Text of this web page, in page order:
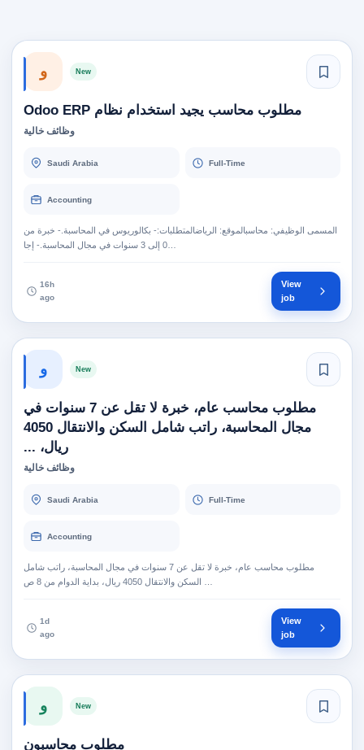
و New
مطلوب محاسب يجيد استخدام نظام Odoo ERP
وظائف خالية
Saudi Arabia Full-Time
Accounting
المسمى الوظيفي: محاسبالموقع: الرياضالمتطلبات:- بكالوريوس في المحاسبة.- خبرة من
16h
ago
View
job
و New
مطلوب محاسب عام، خبرة لا تقل عن 7 سنوات في
مجال المحاسبة، راتب شامل السكن والانتقال 4050
ريال، ...
وظائف خالية
Saudi Arabia Full-Time
Accounting
مطلوب محاسب عام، خبرة لا تقل عن 7 سنوات في مجال المحاسبة، راتب شامل
1d
ago
View
job
و New
مطلوب محاسبون